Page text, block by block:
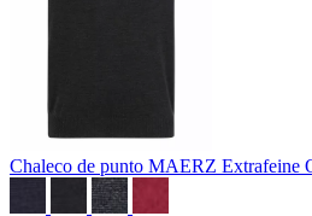
Chaleco de punto MAERZ Extrafeine